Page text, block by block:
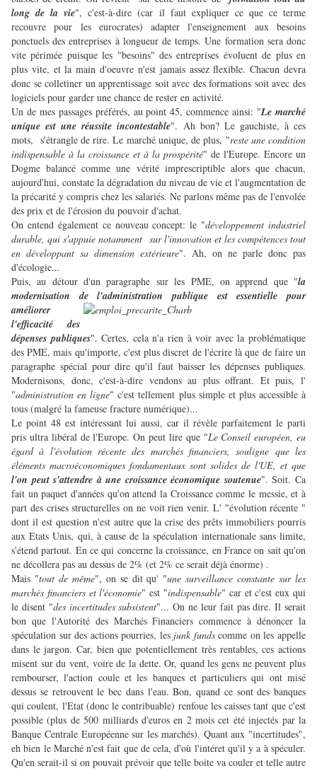
long de la vie", c'est-à-dire (car il faut expliquer ce que ce terme
recouvre pour les eurocrates) adapter l'enseignement aux besoins
ponctuels des entreprises à longueur de temps. Une formation sera donc
vite périmée puisque les "besoins" des entreprises évoluent de plus en
plus vite, et la main d'oeuvre n'est jamais assez flexible. Chacun devra
donc se colletiner un apprentissage soit avec des formations soit avec des
logiciels pour garder une chance de rester en activité.
Un de mes passages préférés, au point 45, commence ainsi: "Le marché
unique est une réussite incontestable". Ah bon? Le gauchiste, à ces
mots, s'étrangle de rire. Le marché unique, de plus, "reste une condition
indispensable à la croissance et à la prospérité" de l'Europe. Encore un
Dogme balancé comme une vérité imprescriptible alors que chacun,
aujourd'hui, constate la dégradation du niveau de vie et l'augmentation de
la précarité y compris chez les salariés. Ne parlons même pas de l'envolée
des prix et de l'érosion du pouvoir d'achat.
On entend également ce nouveau concept: le "développement industriel
durable, qui s'appuie notamment sur l'innovation et les compétences tout
en développant sa dimension extérieure". Ah, on ne parle donc pas
d'écologie...
Puis, au détour d'un paragraphe sur les PME, on apprend que "la
modernisation de l'administration publique est
essentielle pour
améliorer
l'efficacité des
dépenses publiques". Certes, cela n'a rien à voir avec la problématique
des PME, mais qu'importe, c'est plus discret de l'écrire là que de faire un
paragraphe spécial pour dire qu'il faut baisser les dépenses publiques.
Modernisons, donc, c'est-à-dire vendons au plus offrant. Et puis, l'
"administration en ligne" c'est tellement plus simple et plus accessible à
tous (malgré la fameuse fracture numérique)...
Le point 48 est intéressant lui aussi, car il révèle parfaitement le parti
pris ultra libéral de l'Europe. On peut lire que "Le Conseil européen, eu
égard à l'évolution récente des marchés financiers, souligne que les
éléments macroéconomiques fondamentaux sont solides de l'UE, et que
l'on peut s'attendre à une croissance économique soutenue". Soit. Ca
fait un paquet d'années qu'on attend la Croissance comme le messie, et à
part des crises structurelles on ne voit rien venir. L' "évolution récente "
dont il est question n'est autre que la crise des prêts immobiliers pourris
aux Etats Unis, qui, à cause de la spéculation internationale sans limite,
s'étend partout. En ce qui concerne la croissance, en France on sait qu'on
ne décollera pas au dessus de 2% (et 2% ce serait déjà énorme) .
Mais "tout de même", on se dit qu' "une surveillance constante sur les
marchés financiers et l'économie" est "indispensable" car et c'est eux qui
le disent "des incertitudes subsistent"... On ne leur fait pas dire. Il serait
bon que l'Autorité des Marchés Financiers commence à dénoncer la
spéculation sur des actions pourries, les junk fundscomme on les appelle
dans le jargon. Car, bien que potentiellement très rentables, ces actions
misent sur du vent, voire de la dette. Or, quand les gens ne peuvent plus
rembourser, l'action coule et les banques et particuliers qui ont misé
dessus se retrouvent le bec dans l'eau. Bon, quand ce sont des banques
qui coulent, l'Etat (donc le contribuable) renfoue les caisses tant que c'est
possible (plus de 500 milliards d'euros en 2 mois cet été injectés par la
Banque Centrale Européenne sur les marchés). Quant aux "incertitudes",
eh bien le Marché n'est fait que de cela, d'où l'intéret qu'il y a à spéculer.
Qu'en serait-il si on pouvait prévoir que telle boite va couler et telle autre